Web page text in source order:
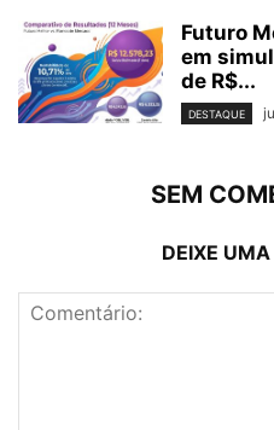
Futuro
em
de R$...
DESTAQUE
SEM
DEIXE